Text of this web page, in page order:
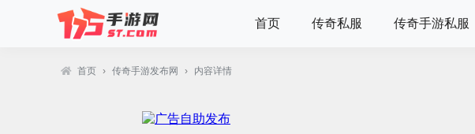
首页 传奇私服 传奇手游私服
首页 › 传奇手游发布网 › 内容详情